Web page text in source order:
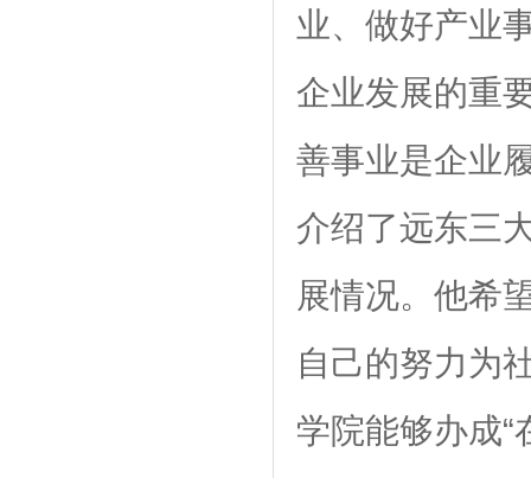
业、做好产业
企业发展的重
善事业是企业
介绍了远东三
展情况。他希
自己的努力为
学院能够办成